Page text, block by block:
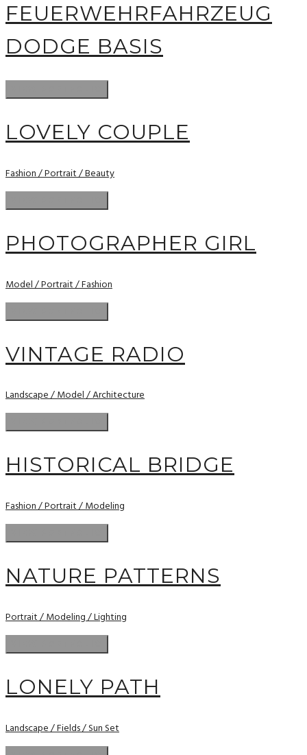
FEUERWEHRFAHRZEUG
DODGE BASIS
LOVELY COUPLE
Fashion / Portrait / Beauty
PHOTOGRAPHER GIRL
Model / Portrait / Fashion
VINTAGE RADIO
Landscape / Model / Architecture
HISTORICAL BRIDGE
Fashion / Portrait / Modeling
NATURE PATTERNS
Portrait / Modeling / Lighting
LONELY PATH
Landscape / Fields / Sun Set